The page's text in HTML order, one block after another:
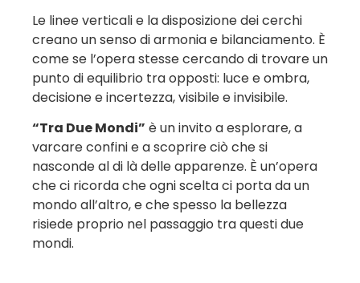
Le linee verticali e la disposizione dei cerchi
creano un senso di armonia e bilanciamento. È
come se l’opera stesse cercando di trovare un
punto di equilibrio tra opposti: luce e ombra,
decisione e incertezza, visibile e invisibile.
“Tra Due Mondi” è un invito a esplorare, a
varcare confini e a scoprire ciò che si
nasconde al di là delle apparenze. È un’opera
che ci ricorda che ogni scelta ci porta da un
mondo all’altro, e che spesso la bellezza
risiede proprio nel passaggio tra questi due
mondi.